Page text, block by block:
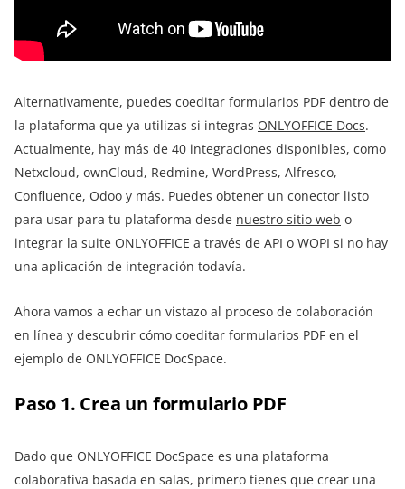
Alternativamente, puedes coeditar formularios PDF dentro de
la plataforma que ya utilizas si integras ONLYOFFICE Docs.
Actualmente, hay más de 40 integraciones disponibles, como
Netxcloud, ownCloud, Redmine, WordPress, Alfresco,
Confluence, Odoo y más. Puedes obtener un conector listo
para usar para tu plataforma desde nuestro sitio web o
integrar la suite ONLYOFFICE a través de API o WOPI si no hay
una aplicación de integración todavía.
Ahora vamos a echar un vistazo al proceso de colaboración
en línea y descubrir cómo coeditar formularios PDF en el
ejemplo de ONLYOFFICE DocSpace.
Paso 1. Crea un formulario PDF
Dado que ONLYOFFICE DocSpace es una plataforma
colaborativa basada en salas, primero tienes que crear una